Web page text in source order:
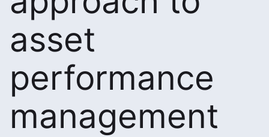
asset
performance
management